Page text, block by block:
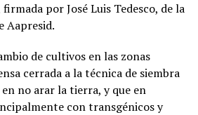
por José Luis Tedesco, de la
Aapresid.
de cultivos en las zonas
cerrada a la técnica de siembra
no arar la tierra, y que en
con transgénicos y